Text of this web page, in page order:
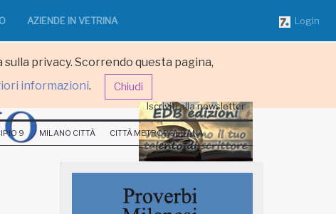
privacy. Scorrendo questa pagina,
informazioni. Chiudi
AZIENDE IN VETRINA Login
Iscriviti alla newsletter
9 MILANO CITTÀ CITTÀ METROPOLITANA